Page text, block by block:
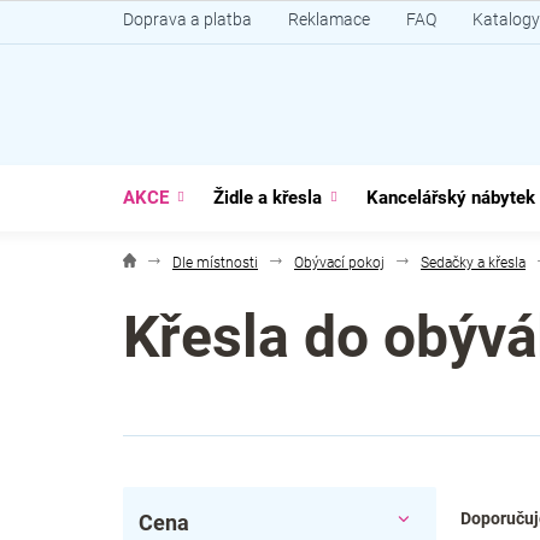
na
Doprava a platba Reklamace FAQ Katalogy
AKCE Židle a křesla Kancelářský nábytek
Dle místnosti Obývací pokoj Sedačky a křesla
Křesla do
Cena
a